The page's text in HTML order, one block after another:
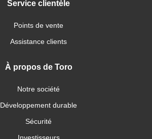
Service clientèle
Points de vente
Assistance clients
À propos de Toro
Notre société
Développement durable
Sécurité